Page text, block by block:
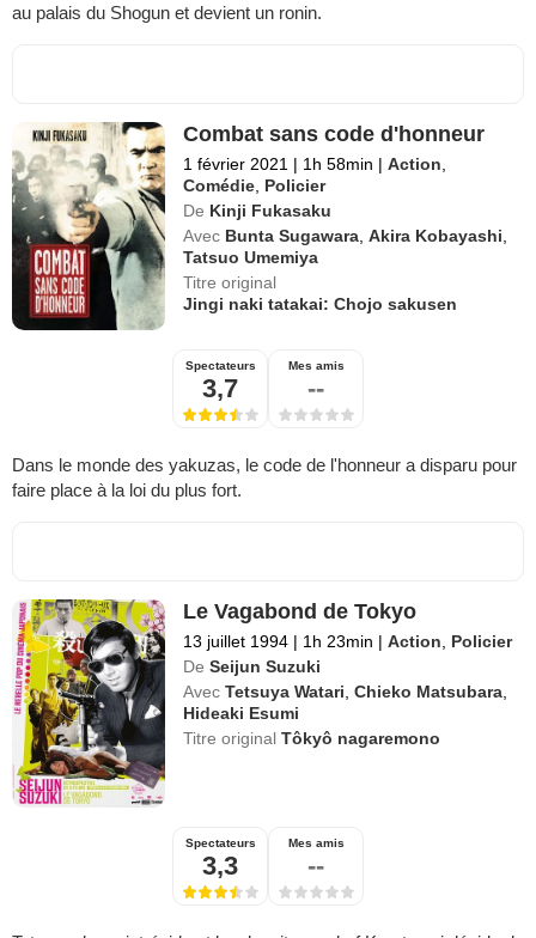
au palais du Shogun et devient un ronin.
Combat sans code d'honneur
1 février 2021 | 1h 58min | Action,
Comédie, Policier
De Kinji Fukasaku
Avec Bunta Sugawara,Akira Kobayashi,
Tatsuo Umemiya
Titre original
Jingi naki tatakai: Chojo sakusen
Spectateurs
3,7
Mes amis
--
Dans le monde des yakuzas, le code de l'honneur a disparu pour
faire place à la loi du plus fort.
Le Vagabond de Tokyo
13 juillet 1994 | 1h 23min | Action, Policier
De Seijun Suzuki
Avec Tetsuya Watari,Chieko Matsubara,
Hideaki Esumi
Titre originalTôkyô nagaremono
Spectateurs
3,3
Mes amis
--